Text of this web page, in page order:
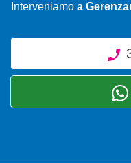
Interveniamo a